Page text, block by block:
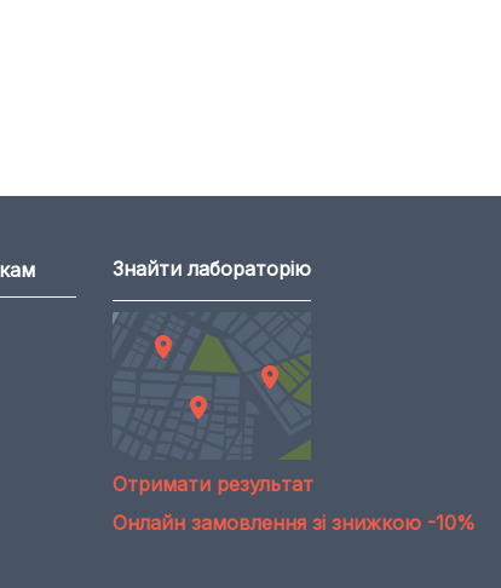
Знайти лабораторію
Отримати результат
Онлайн замовлення зі знижкою -10%